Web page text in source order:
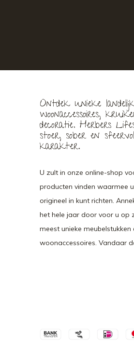
Ontdek unieke
woonaccessoires,
decoratie. Herbers
stoer, sober en
karakter.
U zult in onze online-shop
producten vinden waarmee
origineel in kunt richten.
het hele jaar door voor u op
meest unieke meubelstukken
woonaccessoires. Vandaar